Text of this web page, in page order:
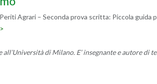
Agrari – Seconda prova scritta: Piccola guida
di Milano. E’ insegnante e autore di